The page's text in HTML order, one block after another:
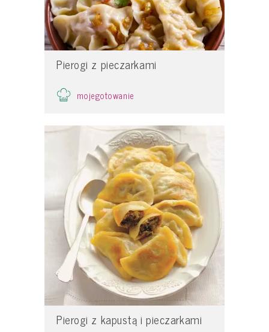
Pierogi z pieczarkami
mojegotowanie
Pierogi z kapustą i pieczarkami